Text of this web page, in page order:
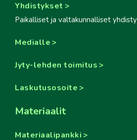
Yhdistykset
Paikalliset ja valtakunnalliset
Medialle
Jyty-lehden toimitus
Laskutusosoite
Materiaalit
Materiaalipankki